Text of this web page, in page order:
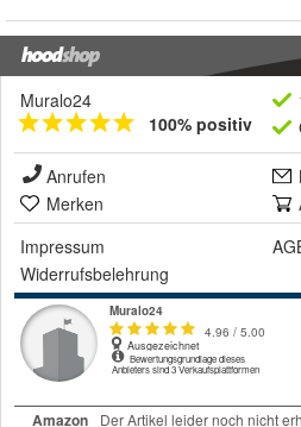
Muralo24
100% positiv
Anrufen
Merken
Impressum
Widerrufsbelehrung